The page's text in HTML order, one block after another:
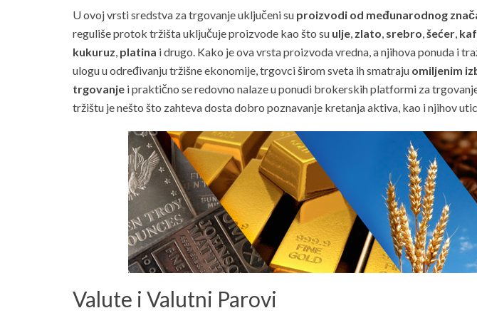
U ovoj vrsti sredstva za trgovanje uključeni su proizvodi od međunarodnog
reguliše protok tržišta uključuje proizvode kao što su ulje, zlato, srebro,šećer,
kukuruz, platina i drugo. Kako je ova vrsta proizvoda vredna, a njihova ponuda i
ulogu u određivanju tržišne ekonomije, trgovci širom sveta ih smatraju omiljenim
trgovanje i praktično se redovno nalaze u ponudi brokerskih platformi za
tržištu je nešto što zahteva dosta dobro poznavanje kretanja aktiva, kao i njihov
Valute i Valutni Parovi